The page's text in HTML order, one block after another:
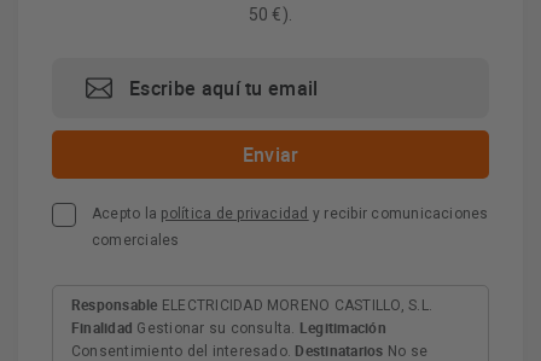
50 €).
Acepto la política de privacidad y recibir comunicaciones
comerciales
Responsable ELECTRICIDAD MORENO CASTILLO, S.L.
Finalidad Gestionar su consulta. Legitimación
Consentimiento del interesado. Destinatarios No se